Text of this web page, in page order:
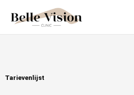
naar
Tarievenlijst